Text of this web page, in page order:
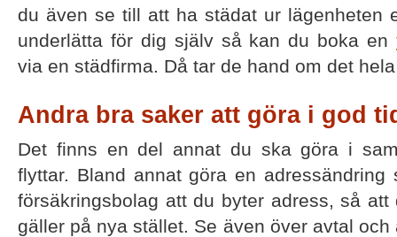
du även se till att ha städat ur lägenheten
underlätta för dig själv så kan du boka en
via en städfirma. Då tar de hand om det
Andra bra saker att göra i god
Det finns en del annat du ska göra i
flyttar. Bland annat göra en adressändring
försäkringsbolag att du byter adress, så att
gäller på nya stället. Se även över avtal och